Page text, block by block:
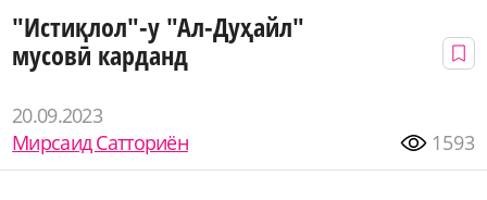
"Истиқлол"-у "Ал-Дуҳайл"
мусовӣ карданд
20.09.2023
Мирсаид Сатториён
1593